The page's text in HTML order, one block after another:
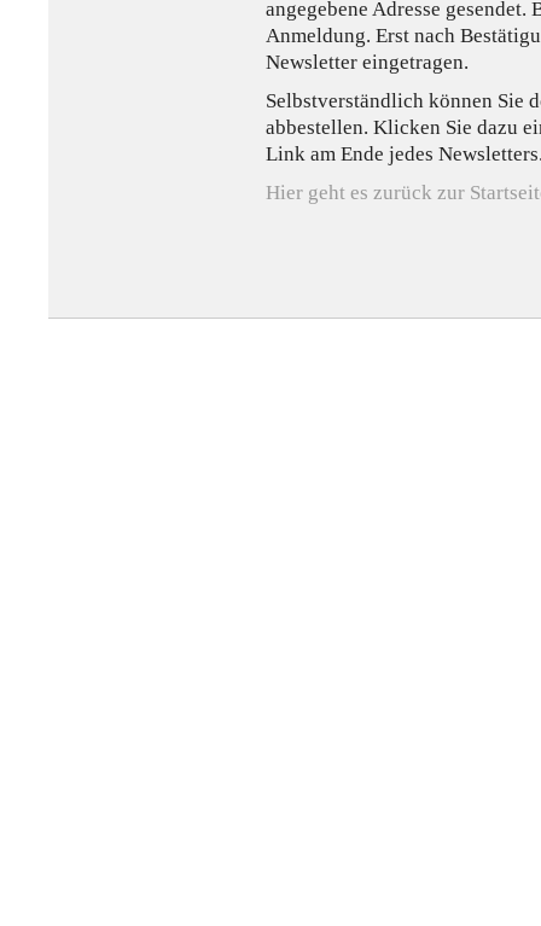
angegebene Adresse
Anmeldung. Erst nach
Newsletter eingetragen.
Selbstverständlich können Sie
abbestellen. Klicken Sie dazu
Link am Ende jedes
Hier geht es zurück zur